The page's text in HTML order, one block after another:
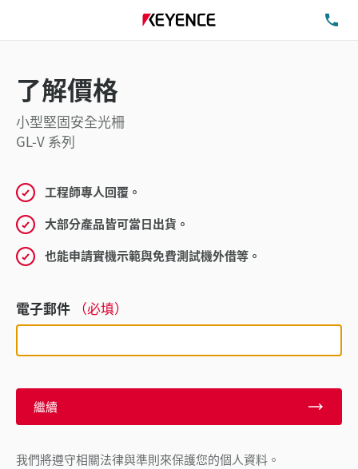
了解價格
小型堅固安全光柵
GL-V 系列
工程師專人回覆。
大部分產品皆可當日出貨。
也能申請實機示範與免費測試機外借等。
電子郵件 （必填）
繼續
我們將遵守相關法律與準則來保護您的個人資料。